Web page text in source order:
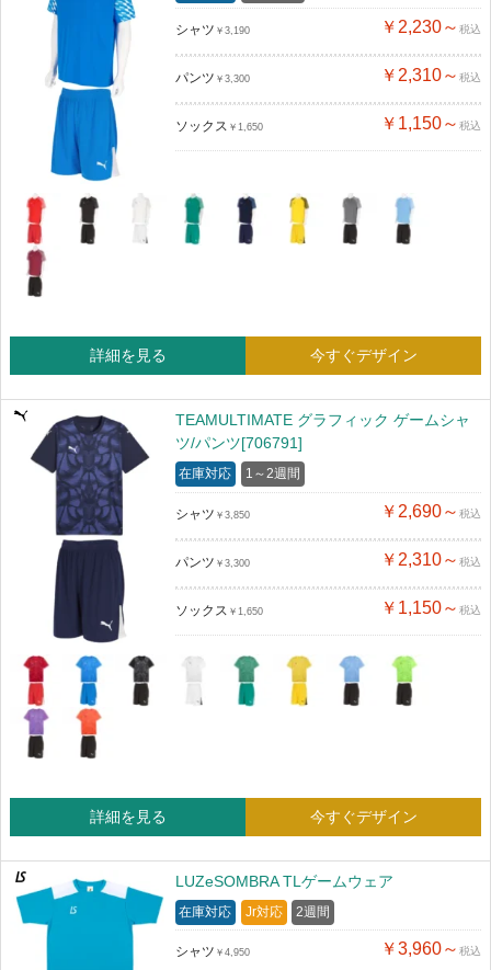
シャツ ￥3,190 ￥2,230～ 税込
パンツ ￥3,300 ￥2,310～ 税込
ソックス ￥1,650 ￥1,150～ 税込
詳細を見る 今すぐデザイン
TEAMULTIMATE グラフィック ゲームシャ
ツ/パンツ[706791]
在庫対応 1～2週間
シャツ ￥3,850 ￥2,690～ 税込
パンツ ￥3,300 ￥2,310～ 税込
ソックス ￥1,650 ￥1,150～ 税込
詳細を見る 今すぐデザイン
LUZeSOMBRA TLゲームウェア
在庫対応 Jr対応 2週間
シャツ ￥4,950 ￥3,960～ 税込